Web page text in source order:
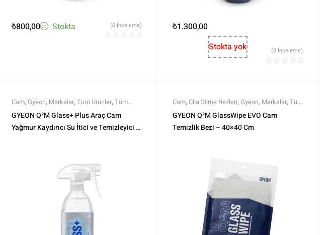
₺800,00 Stokta (0 İnceleme) ₺1.300,00
Stokta yok
(0 İnceleme)
Cam, Gyeon, Markalar, Tüm Ürünler, Tüm
Ürünler
GYEON Q²M Glass+ Plus Araç Cam
Yağmur Kaydırıcı Su İtici ve Temizleyici –
Cam, Cila Silme Bezleri, Gyeon, Markalar, Tüm
Ürünler, Tüm Ürünler,Yıkama Ekipmanları
GYEON Q²M GlassWipe EVO Cam
Temizlik Bezi – 40×40 Cm